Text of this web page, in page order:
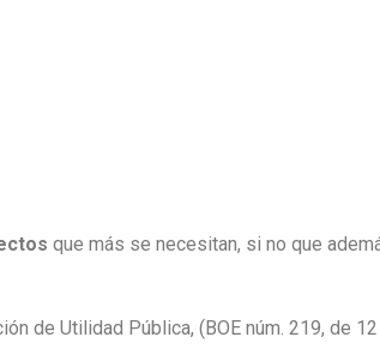
que más se necesitan, si no que
de Utilidad Pública, (BOE núm. 219, de